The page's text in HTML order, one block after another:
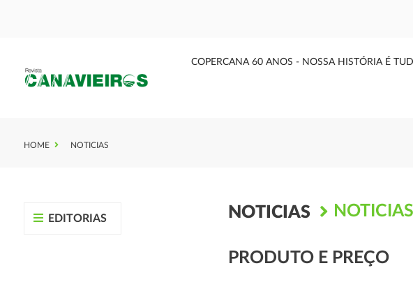
COPERCANA 60 ANOS - NOSSA HISTÓRIA É
HOME NOTICIAS
EDITORIAS NOTICIAS
PRODUTO E PREÇO